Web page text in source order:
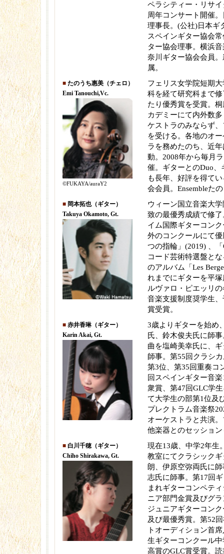
ペラシティー・リサ
周年コンサート開催
理事長。(公社)日本ギ
スペインギター協会
ター協会理事。横浜
奈川ギター協会会員
属。
■ たのうち惠美（チェロ）
Emi Tanouchi,Vc.
©︎FUKAYA/auraY2
フェリス女学院短期
科を経て研究科まで
たり優秀賞を受賞。
カデミーにて内外数
ケストラのみならず
を受ける。各地のオ
ラを務めたのち、近
動。2008年から毎月
催。ギターとのDuo、
も長年、好評を得て
会会員。Ensembleた
■ 岡本拓也（ギター）
Takuya Okamoto, Gt.
ウィーン国立音楽大
致の最優秀成績で修
イム国際ギターコン
外のコンクールにて
つの指輪」(2019) 、
コード芸術特選盤と
のアルバム「Les
れまでにギターを平
ルヴァロ・ピエッリ
音楽支援制度奨学生
賞受賞。
■ 赤井香琳（ギター）
Karin Akai, Gt.
3歳よりギターを始め
氏、鈴木俊夫氏に師
曲を塩崎美幸氏に、
師事。第55回クラシ
第3位、第35回重奏コ
回スペインギター音
衆賞、第47回GLC学
て大学生の部第1位及
プレクトラム音楽祭
オーケストラと共演
他楽器とのセッショ
■ 白川千穂（ギター）
Chiho Shirakawa, Gt.
現在13歳、中学2年生
教室にてクラシック
朗、伊原空弥両氏に
志氏に師事。第17回
まれギターコンペテ
ニア部門金賞及びグ
ジュニアギターコン
及び最優秀賞。第52
トオーディション首
生ギターコンクール
高賞のGLC賞受賞。